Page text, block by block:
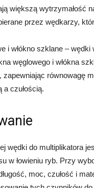
większą wytrzymałość
przez wędkarzy,
i włókno szklane – wędki
węglowego i włókna
zapewniając równowagę
a czułością.
wędki do multiplikatora
w łowieniu ryb. Przy
moc, czułość i